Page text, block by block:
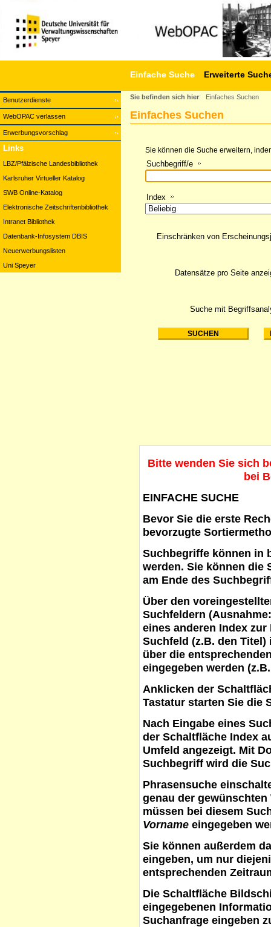
Benutzerdienste
WebOPAC verlassen
Erwerbungsvorschlag
Einfache Suche Erweiterte
Links
LBZ/Pfälzische Landesbibliothek
Karlsruher Virtueller Katalog
SWB Online-Katalog
Elektronische Zeitschriftenbibliothek
Intranet Bibliothek
Datenbank-Infosystem DBIS
Neuerwerbungslisten
Uni Speyer
Sie befinden sich hier: Einfaches Suchen
Einfaches Suchen
Sie können die Suche erweitern,
Suchbegriff/e
Index
Suche mit
Einschränken von
Datensätze pro Seite
Bitte wenden Sie sich
bei
EINFACHE SUCHE
Bevor Sie die erste
bevorzugte
Suchbegriffe können in
werden. Sie können die
am Ende des
Über den
Suchfeldern
eines anderen Index
Suchfeld (z.B. den
über die
eingegeben werden
Anklicken der
Tastatur starten Sie die
Nach Eingabe eines
der Schaltfläche Index
Umfeld angezeigt. Mit
Suchbegriff wird die
Phrasensuche
genau der
müssen bei diesem
Vorname eingegeben
Sie können außerdem
eingeben, um nur
entsprechenden
Die Schaltfläche
eingegebenen
Suchanfrage eingeben